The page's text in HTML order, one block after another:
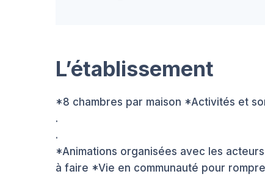
L’établissement
*8 chambres par maison *Activités et
.
.
*Animations organisées avec les
à faire *Vie en communauté pour